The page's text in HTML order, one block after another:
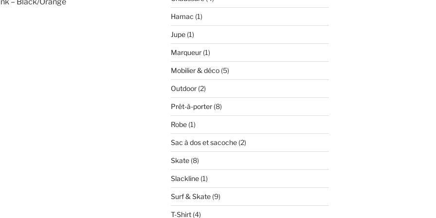
– Black/Orange
Hamac (1)
Jupe(1)
Marqueur(1)
Mobilier & déco(5)
Outdoor(2)
Prêt-à-porter(8)
Robe(1)
Sac à dos et sacoche(2)
Skate(8)
Slackline(1)
Surf & Skate(9)
T-Shirt(4)